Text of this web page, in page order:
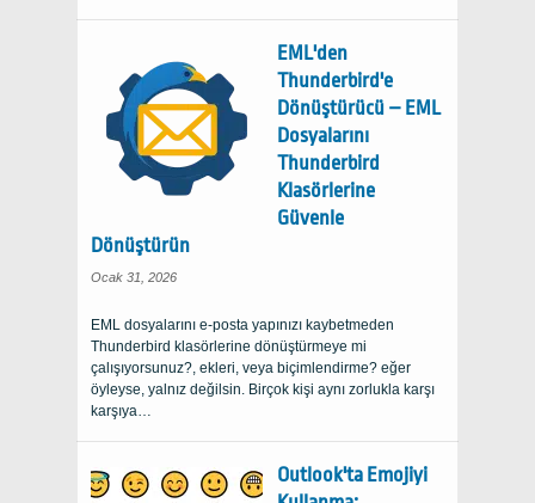
EML'den
Thunderbird'e
Dönüştürücü – EML
Dosyalarını
Thunderbird
Klasörlerine
Güvenle
Dönüştürün
Ocak 31, 2026
EML dosyalarını e-posta yapınızı kaybetmeden
Thunderbird klasörlerine dönüştürmeye mi
çalışıyorsunuz?, ekleri, veya biçimlendirme? eğer
öyleyse, yalnız değilsin. Birçok kişi aynı zorlukla karşı
karşıya…
Outlook'ta Emojiyi